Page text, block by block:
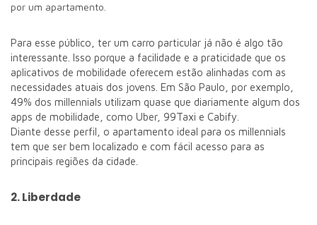
por um apartamento.
Para esse público, ter um carro particular já não é algo tão
interessante. Isso porque a facilidade e a praticidade que os
aplicativos de mobilidade oferecem estão alinhadas com as
necessidades atuais dos jovens. Em São Paulo, por exemplo,
49% dos millennials utilizam quase que diariamente algum dos
apps de mobilidade, como Uber, 99Taxi e Cabify.
Diante desse perfil, o apartamento ideal para os millennials
tem que ser bem localizado e com fácil acesso para as
principais regiões da cidade.
2. Liberdade